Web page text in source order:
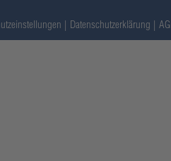
Datenschutzerklärung